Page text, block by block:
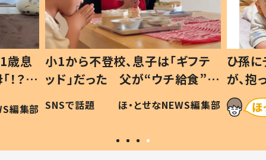
歳息
？」
編集部
小1から不登校、息子は「ギフテ
ッド」だった 父が“ウチ給食”を
作り続ける理由とは #令和の親
#令和の子
SNSで話題 ほ・とせなNEWS編集部
ひ孫
が、
「涙が
い」